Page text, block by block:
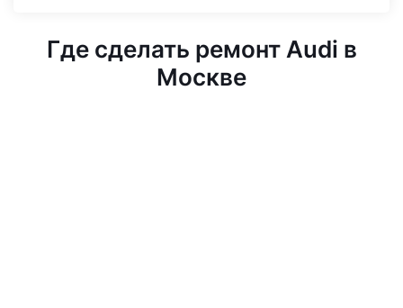
Где сделать ремонт Audi в
Москве